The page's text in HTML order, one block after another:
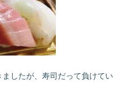
したが、寿司だって負けてい